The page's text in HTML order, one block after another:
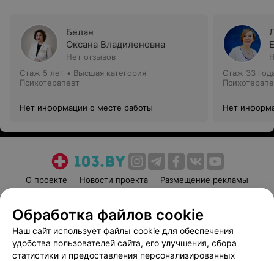
Белан
Оксана Владиленовна
Нет отзывов
Стаж 5 лет • Высшая категория
Психотерапевт
Нет информации о месте работы
Стаж 33
Нет
О проекте Новости проекта
Размещение рекламы
Пользовательское соглашение
Способы оплаты
Вакансии
Партнеры
Написать руководителю 103.by
Обработка файлов cookie
Наш сайт использует файлы cookie для обеспечения
удобства пользователей сайта, его улучшения, сбора
статистики и предоставления персонализированных